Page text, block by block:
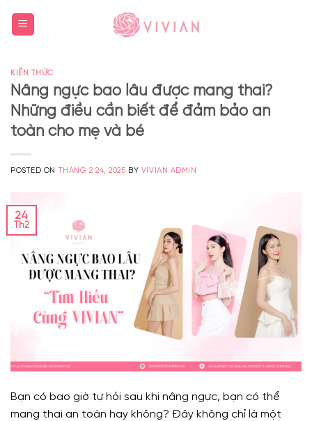
KIẾN THỨC
Nâng ngực bao lâu được mang thai?
Những điều cần biết để đảm bảo an
toàn cho mẹ và bé
POSTED ONTHÁNG 2 24, 2025 BY VIVIAN ADMIN
24
Th2
Bạn có bao giờ tự hỏi sau khi nâng ngực, bạn có thể
mang thai an toàn hay không? Đây không chỉ là một